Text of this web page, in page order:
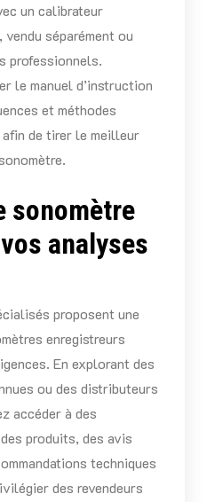
un calibrateur
séparément ou
professionnels.
le manuel d’instruction
et méthodes
de tirer le meilleur
sonomètre
analyses
proposent une
enregistreurs
En explorant des
ou des distributeurs
accéder à des
produits, des avis
techniques
des revendeurs